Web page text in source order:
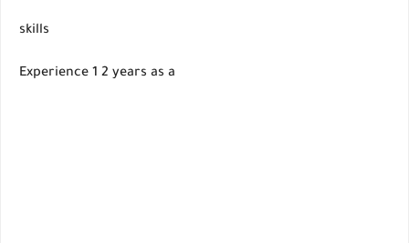
skills
Experience 1 2 years as a